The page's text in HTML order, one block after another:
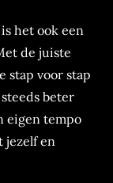
het ook een
de juiste
stap voor stap
beter
eigen tempo
jezelf en